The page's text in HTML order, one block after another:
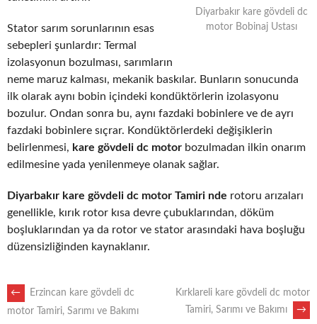
Diyarbakır kare gövdeli dc
motor Bobinaj Ustası
Stator sarım sorunlarının esas
sebepleri şunlardır: Termal
izolasyonun bozulması, sarımların
neme maruz kalması, mekanik baskılar. Bunların sonucunda
ilk olarak aynı bobin içindeki kondüktörlerin izolasyonu
bozulur. Ondan sonra bu, aynı fazdaki bobinlere ve de ayrı
fazdaki bobinlere sıçrar. Kondüktörlerdeki değişiklerin
belirlenmesi, kare gövdeli dc motor bozulmadan ilkin onarım
edilmesine yada yenilenmeye olanak sağlar.
Diyarbakır kare gövdeli dc motor Tamiri nde rotoru arızaları
genellikle, kırık rotor kısa devre çubuklarından, döküm
boşluklarından ya da rotor ve stator arasındaki hava boşluğu
düzensizliğinden kaynaklanır.
POST
←
Erzincan kare gövdeli dc
motor Tamiri, Sarımı ve Bakımı
Kırklareli kare gövdeli dc motor
Tamiri, Sarımı ve Bakımı
→